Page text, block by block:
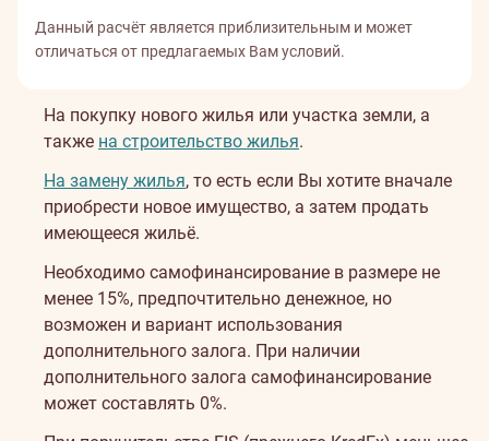
Данный расчёт является приблизительным и может
отличаться от предлагаемых Вам условий.
На покупку нового жилья или участка земли, а
также на строительство жилья.
На замену жилья, то есть если Вы хотите вначале
приобрести новое имущество, а затем продать
имеющееся жильё.
Необходимо самофинансирование в размере не
менее 15%, предпочтительно денежное, но
возможен и вариант использования
дополнительного залога. При наличии
дополнительного залога самофинансирование
может составлять 0%.